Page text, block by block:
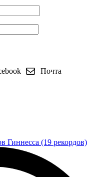
Почта
Гиннесса (19 рекордов)